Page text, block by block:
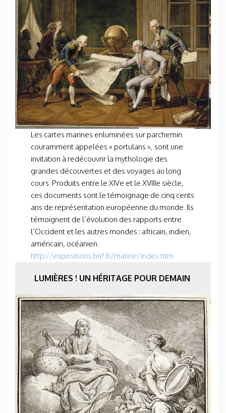
Les cartes marines enluminées sur parchemin
couramment appelées « portulans », sont une
invitation à redécouvrir la mythologie des
grandes découvertes et des voyages au long
cours. Produits entre le XIVe et le XVIIIe siècle,
ces documents sont le témoignage de cinq cents
ans de représentation européenne du monde. Ils
témoignent de l’évolution des rapports entre
l’Occident et les autres mondes : africain, indien,
américain, océanien.
http://expositions.bnf.fr/marine/index.htm
LUMIÈRES ! UN HÉRITAGE POUR DEMAIN